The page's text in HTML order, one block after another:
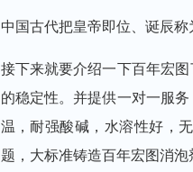
中国古代把皇帝即位、诞辰称
接下来就要介绍一下百年宏
的稳定性。并提供一对一服
温，耐强酸碱，水溶性好，
题，大标准铸造百年宏图消泡